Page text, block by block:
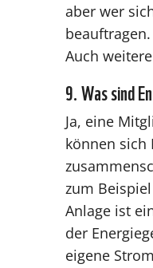
aber wer
beauftragen.
Auch
9. Was sind
Ja, eine
können sich
zum
Anlage ist
der
eigene